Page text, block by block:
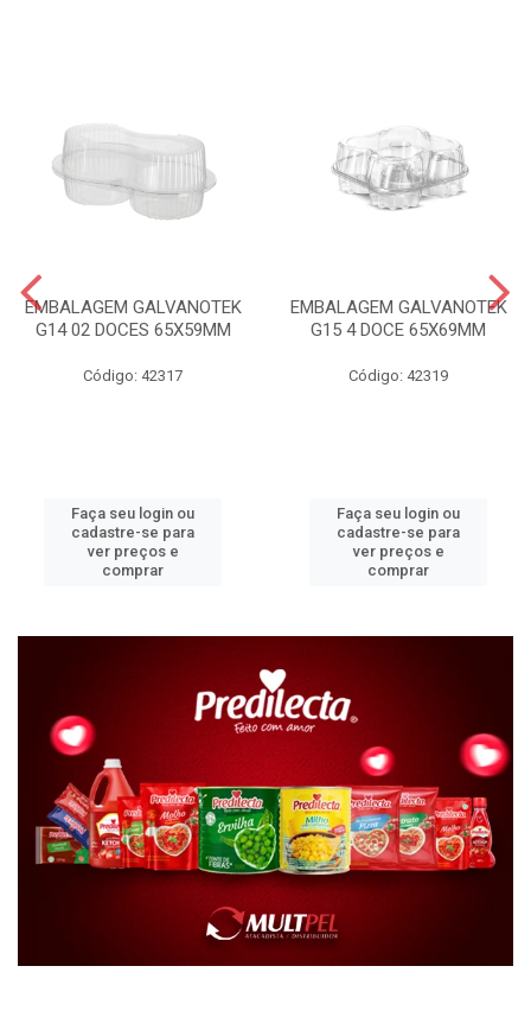
EMBALAGEM GALVANOTEK
G14 02 DOCES 65X59MM
Código: 42317
Faça seu login ou
cadastre-se para
ver preços e
comprar
EMBALAGEM GALVANOTEK
G15 4 DOCE 65X69MM
Código: 42319
Faça seu login ou
cadastre-se para
ver preços e
comprar